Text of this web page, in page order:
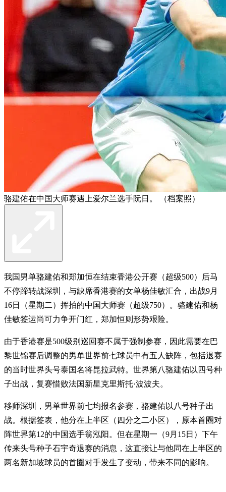
骆建佑在中国大师赛遇上爱尔兰选手阮日。 （档案照）
我国男单骆建佑和郑加恒在结束香港公开赛（超级500）后马
不停蹄转战深圳，与缺席香港赛的女单杨佳敏汇合，出战9月
16日（星期二）挥拍的中国大师赛（超级750）。骆建佑和杨
佳敏签运尚可力争开门红，郑加恒则形势艰险。
由于香港赛是500级别巡回赛不属于强制参赛，因此需要在巴
黎世锦赛后调整的男单世界前七球员中有五人缺阵，包括退赛
的当时世界头号泰国名将昆拉武特。世界第八骆建佑以四号种
子出战，复赛惜败法国新星克里斯托·波波夫。
移师深圳，男单世界前七均报名参赛，骆建佑以八号种子出
战。根据签表，他分在上半区（四分之二小区），原本首圈对
阵世界第12的中国选手翁泓阳。但在星期一（9月15日）下午
传来头号种子石宇奇退赛的消息，这直接让与他同在上半区的
两名新加坡球员的首圈对手发生了变动，带来不同的影响。